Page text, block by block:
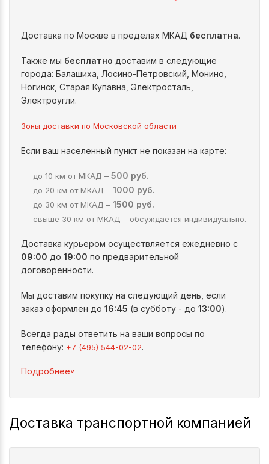
Доставка по Москве в пределах МКАД бесплатна.
Также мы бесплатно доставим в следующие
города: Балашиха, Лосино-Петровский, Монино,
Ногинск, Старая Купавна, Электросталь,
Электроугли.
Зоны доставки по Московской области
Если ваш населенный пункт не показан на карте:
до 10 км от МКАД – 500 руб.
до 20 км от МКАД – 1000 руб.
до 30 км от МКАД – 1500 руб.
свыше 30 км от МКАД – обсуждается индивидуально.
Доставка курьером осуществляется ежедневно с
09:00 до 19:00 по предварительной
договоренности.
Мы доставим покупку на следующий день, если
заказ оформлен до 16:45 (в субботу - до 13:00).
Всегда рады ответить на ваши вопросы по
телефону: +7 (495) 544-02-02.
Подробнее^
Доставка транспортной компанией